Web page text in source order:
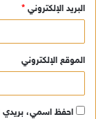
البريد الإلكتروني *
الموقع الإلكتروني
احفظ اسمي، بريدي